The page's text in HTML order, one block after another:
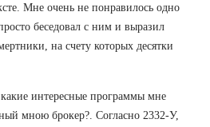
Мне очень не понравилось одно
беседовал с ним и выразил
на счету которых десятки
интересные программы мне
мною брокер?. Согласно 2332-У,